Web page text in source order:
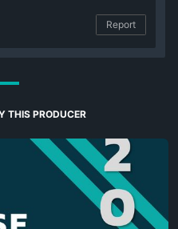
Report
THIS PRODUCER